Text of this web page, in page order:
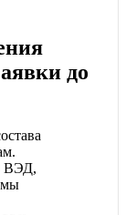
до
ВЭД,